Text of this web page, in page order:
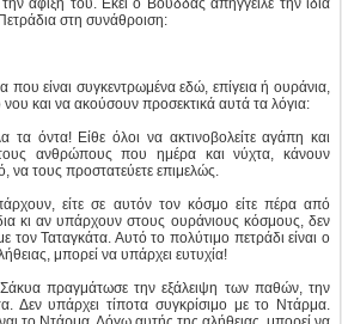
τα όντα! Είθε όλοι να ακτινοβολείτε αγάπη και
είτε σε αυτόν τον κόσμο είτε πέρα από
κι αν υπάρχουν στους ουράνιους κόσμους, δεν
μπορεί να υπάρχει ευτυχία!
πραγμάτωσε την εξάλειψη των παθών, την
το Ντάρμα. Λόγω αυτής της αλήθειας, μπορεί να
που επαίνεσε ο Υπέρτατος Βούδδας,
πετράδι είναι το Ντάρμα. Λόγω αυτής της